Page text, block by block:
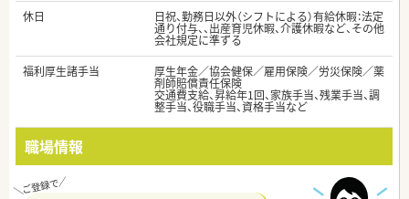
休日
日祝、勤務日以外（シフトによる）有給休暇：法定
通り付与、、出産育児休暇、介護休暇など、その他
会社規定に準ずる
福利厚生諸手当
厚生年金／協会健保／雇用保険／労災保険／薬
剤師賠償責任保険
交通費支給、昇給年1回、家族手当、残業手当、調
整手当、役職手当、資格手当など
職場情報